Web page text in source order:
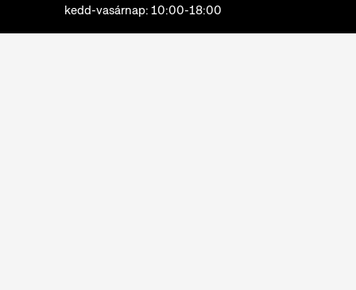
kedd-vasárnap: 10:00-18:00